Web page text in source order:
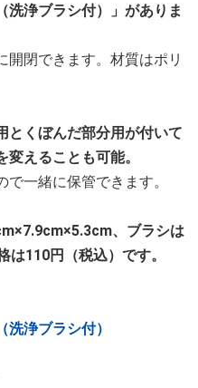
洗浄ブラシ付）」がありま
開閉できます。材質はポリ
とくぼんだ部分用が付いて
えることも可能。
一緒に保管できます。
、ブラシは
110円（税込）です。
浄ブラシ付）